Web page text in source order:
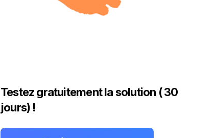
Testez gratuitement la solution ( 30
jours) !